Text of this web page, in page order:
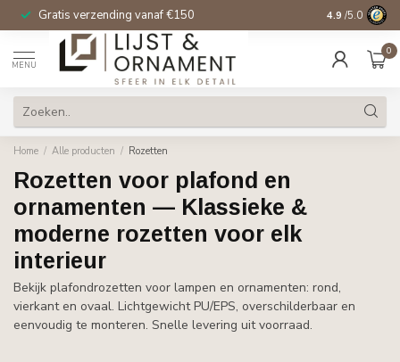
Gratis verzending vanaf €150 14 dagen
4.9 /5.0
MENU
0
Home / Alle producten / Rozetten
Rozetten voor plafond en
ornamenten — Klassieke &
moderne rozetten voor elk
interieur
Bekijk plafondrozetten voor lampen en ornamenten: rond,
vierkant en ovaal. Lichtgewicht PU/EPS, overschilderbaar en
eenvoudig te monteren. Snelle levering uit voorraad.